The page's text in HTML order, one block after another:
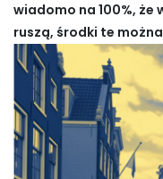
wiadomo na 100%,
ruszą, środki te